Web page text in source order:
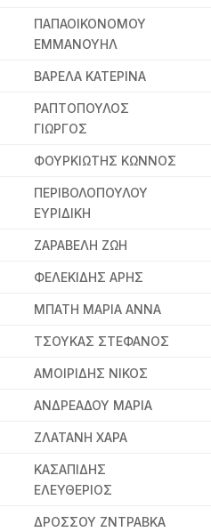
ΠΑΠΑΟΙΚΟΝΟΜΟΥ
ΕΜΜΑΝΟΥΗΛ
ΒΑΡΕΛΑ ΚΑΤΕΡΙΝΑ
ΡΑΠΤΟΠΟΥΛΟΣ
ΓΙΩΡΓΟΣ
ΦΟΥΡΚΙΩΤΗΣ ΚΩΝΝΟΣ
ΠΕΡΙΒΟΛΟΠΟΥΛΟΥ
ΕΥΡΙΔΙΚΗ
ΖΑΡΑΒΕΛΗ ΖΩΗ
ΦΕΛΕΚΙΔΗΣ ΑΡΗΣ
ΜΠΑΤΗ ΜΑΡΙΑ ΑΝΝΑ
ΤΣΟΥΚΑΣ ΣΤΕΦΑΝΟΣ
ΑΜΟΙΡΙΔΗΣ ΝΙΚΟΣ
ΑΝΔΡΕΑΔΟΥ ΜΑΡΙΑ
ΖΛΑΤΑΝΗ ΧΑΡΑ
ΚΑΣΑΠΙΔΗΣ
ΕΛΕΥΘΕΡΙΟΣ
ΔΡΟΣΣΟΥ ΖΝΤΡΑΒΚΑ